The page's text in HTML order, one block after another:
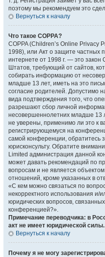
поэтому мы рекомендуем это
Вернуться к началу
Что такое COPPA?
COPPA (Children’s Online Privacy
1998), или Акт о защите частных
интернете от 1998 г. — это
Штатов, требующий от сайтов,
собирать информацию от
младше 13 лет, иметь на это
согласие родителей. Допустимо
вида подтверждения того, что
разрешают сбор личной
несовершеннолетних младше 13
не уверены, применимо ли это к
регистрирующемуся на
самой конференции, обратитесь
юрисконсульту. Обратите
Limited администрация данной
может давать рекомендаций по
вопросам и не является
отношений, кроме указанных в
«С кем можно связаться по
некорректного использования и/
юридических вопросов,
конференцией?».
Примечание переводчика: в
акт не имеет юридической силы.
Вернуться к началу
Почему я не могу